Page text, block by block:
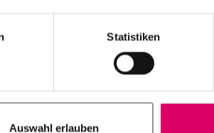
Statistiken
Auswahl erlauben